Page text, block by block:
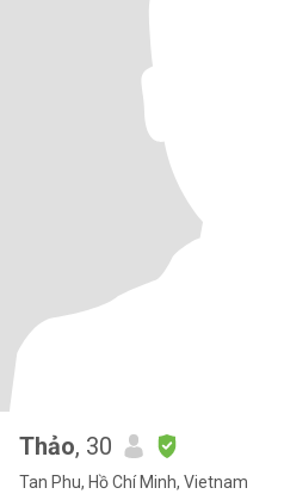
Thảo, 30
Tan Phu, Hồ Chí Minh, Vietnam